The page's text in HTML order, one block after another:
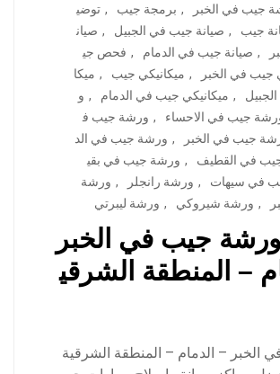
جيب في الخبر
, برمجة جيب , توضي
جيب , صيانة جيب في الجبيل , صيان
, صيانة جيب في الدمام , فحص جي
جيب في الخبر , ميكانيكي جيب , ميكا
, ميكانيكي جيب في الدمام , و
جيب في الاحساء , ورشة جيب ف
جيب في الخبر , ورشة جيب في الد
في القطيف , ورشة جيب في بقي
في سيهات , ورشة رانجلر , ورشة
, ورشة شيروكي , ورشة ليبرتي
جيب في الخبر
– المنطقة الشرقي
الخبر – الدمام – المنطقة الشرقية